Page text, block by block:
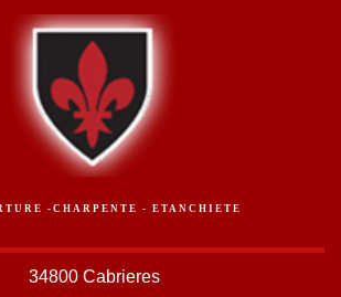
-CHARPENTE - ETANCHIETE
34800 Cabrieres